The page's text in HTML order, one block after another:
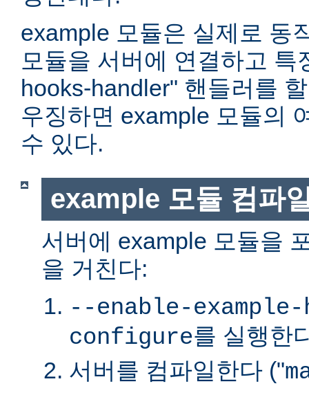
example 모듈은 실제로 동
모듈을 서버에 연결하고 특
hooks-handler" 핸들러를
우징하면 example 모듈의
수 있다.
example 모듈 컴파
서버에 example 모듈을
을 거친다:
--enable-example-
configure를 실행한
서버를 컴파일한다 ("